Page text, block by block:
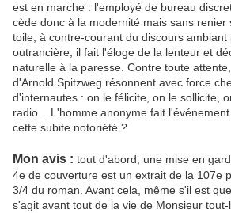
est en marche : l'employé de bureau
cède donc à la modernité mais sans renier
toile, à contre-courant du discours ambiant
outrancière, il fait l'éloge de la lenteur et
naturelle à la paresse. Contre toute
d'Arnold Spitzweg résonnent avec force
d'internautes : on le félicite, on le sollicite,
radio... L'homme anonyme fait
cette subite notoriété ?
Mon avis : tout d'abord, une mise en
4e de couverture est un extrait de la 107e
3/4 du roman. Avant cela, même s'il est
s'agit avant tout de la vie de Monsieur